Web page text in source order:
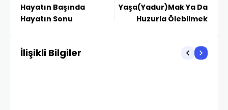
Hayatın Başında
Hayatın Sonu
Yaşa(Yadur)Mak Ya Da
Huzurla Ölebilmek
İlişikli Bilgiler